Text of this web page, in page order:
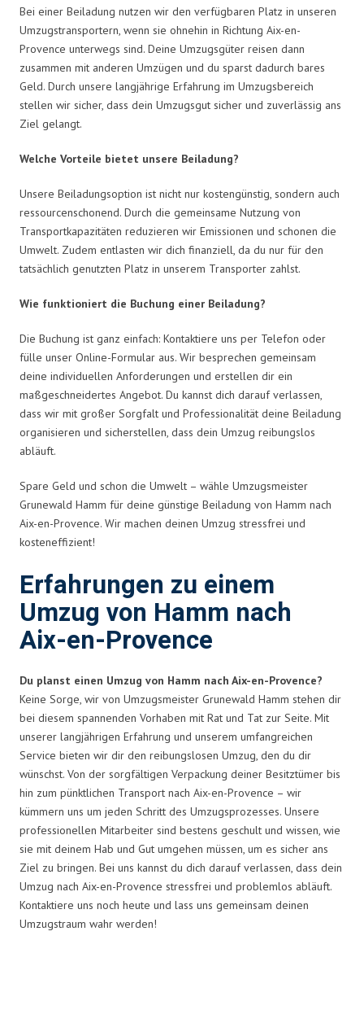
Bei einer Beiladung nutzen wir den verfügbaren Platz in unseren
Umzugstransportern, wenn sie ohnehin in Richtung Aix-en-
Provence unterwegs sind. Deine Umzugsgüter reisen dann
zusammen mit anderen Umzügen und du sparst dadurch bares
Geld. Durch unsere langjährige Erfahrung im Umzugsbereich
stellen wir sicher, dass dein Umzugsgut sicher und zuverlässig ans
Ziel gelangt.
Welche Vorteile bietet unsere Beiladung?
Unsere Beiladungsoption ist nicht nur kostengünstig, sondern auch
ressourcenschonend. Durch die gemeinsame Nutzung von
Transportkapazitäten reduzieren wir Emissionen und schonen die
Umwelt. Zudem entlasten wir dich finanziell, da du nur für den
tatsächlich genutzten Platz in unserem Transporter zahlst.
Wie funktioniert die Buchung einer Beiladung?
Die Buchung ist ganz einfach: Kontaktiere uns per Telefon oder
fülle unser Online-Formular aus. Wir besprechen gemeinsam
deine individuellen Anforderungen und erstellen dir ein
maßgeschneidertes Angebot. Du kannst dich darauf verlassen,
dass wir mit großer Sorgfalt und Professionalität deine Beiladung
organisieren und sicherstellen, dass dein Umzug reibungslos
abläuft.
Spare Geld und schon die Umwelt – wähle Umzugsmeister
Grunewald Hamm für deine günstige Beiladung von Hamm nach
Aix-en-Provence. Wir machen deinen Umzug stressfrei und
kosteneffizient!
Erfahrungen zu einem
Umzug von Hamm nach
Aix-en-Provence
Du planst einen Umzug von Hamm nach Aix-en-Provence?
Keine Sorge, wir von Umzugsmeister Grunewald Hamm stehen dir
bei diesem spannenden Vorhaben mit Rat und Tat zur Seite. Mit
unserer langjährigen Erfahrung und unserem umfangreichen
Service bieten wir dir den reibungslosen Umzug, den du dir
wünschst. Von der sorgfältigen Verpackung deiner Besitztümer bis
hin zum pünktlichen Transport nach Aix-en-Provence – wir
kümmern uns um jeden Schritt des Umzugsprozesses. Unsere
professionellen Mitarbeiter sind bestens geschult und wissen, wie
sie mit deinem Hab und Gut umgehen müssen, um es sicher ans
Ziel zu bringen. Bei uns kannst du dich darauf verlassen, dass dein
Umzug nach Aix-en-Provence stressfrei und problemlos abläuft.
Kontaktiere uns noch heute und lass uns gemeinsam deinen
Umzugstraum wahr werden!